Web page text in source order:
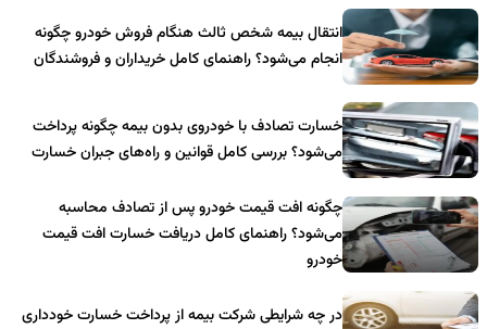
انتقال بیمه شخص ثالث هنگام فروش خودرو چگونه
انجام می‌شود؟ راهنمای کامل خریداران و فروشندگان
خسارت تصادف با خودروی بدون بیمه چگونه پرداخت
می‌شود؟ بررسی کامل قوانین و راه‌های جبران خسارت
چگونه افت قیمت خودرو پس از تصادف محاسبه
می‌شود؟ راهنمای کامل دریافت خسارت افت قیمت
خودرو
در چه شرایطی شرکت بیمه از پرداخت خسارت خودداری